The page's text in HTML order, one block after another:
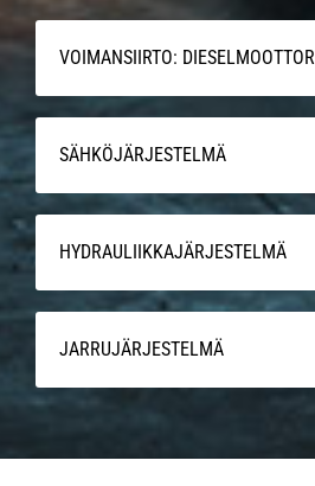
VOIMANSIIRTO: DIESELMOOTTORI
SÄHKÖJÄRJESTELMÄ
HYDRAULIIKKAJÄRJESTELMÄ
JARRUJÄRJESTELMÄ